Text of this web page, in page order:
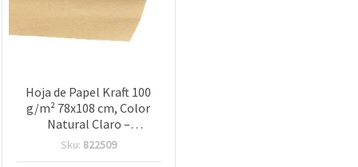
Hoja de Papel Kraft 100
g/m² 78x108 cm, Color
Natural Claro –
Manualidades y
Sku: 822509